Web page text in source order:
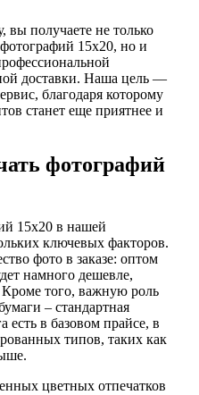
получаете не только
15х20, но и
доставки. Наша цель —
благодаря которому
станет еще приятнее и
фотографий
15х20 в нашей
ключевых факторов.
фото в заказе: оптом
намного дешевле,
Кроме того, важную роль
– стандартная
есть в базовом прайсе, в
типов, таких как
цветных отпечатков